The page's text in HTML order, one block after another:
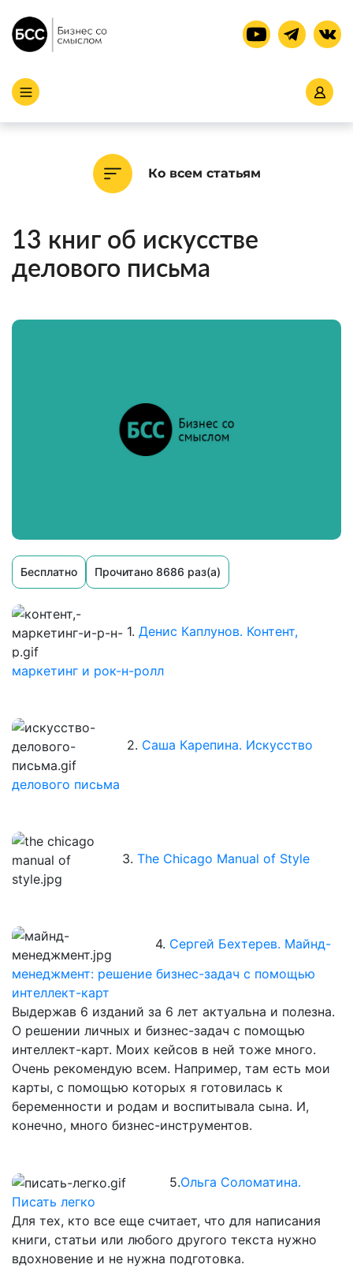
Ко всем статьям
13 книг об искусстве
делового письма
Бесплатно Прочитано 8686 раз(а)
1. Денис Каплунов. Контент,
маркетинг и рок-н-ролл
2. Саша Карепина. Искусство
делового письма
3. The Chicago Manual of Style
4. Сергей Бехтерев. Майнд-
менеджмент: решение бизнес-задач с помощью
интеллект-карт
Выдержав 6 изданий за 6 лет актуальна и полезна.
О решении личных и бизнес-задач с помощью
интеллект-карт. Моих кейсов в ней тоже много.
Очень рекомендую всем. Например, там есть мои
карты, с помощью которых я готовилась к
беременности и родам и воспитывала сына. И,
конечно, много бизнес-инструментов.
5.Ольга Соломатина.
Писать легко
Для тех, кто все еще считает, что для написания
книги, статьи или любого другого текста нужно
вдохновение и не нужна подготовка.